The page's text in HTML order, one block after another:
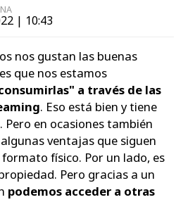
| 10:43
nos gustan las buenas
que nos estamos
a través de las
. Eso está bien y tiene
en ocasiones también
ventajas que siguen
físico. Por un lado, es
Pero gracias a un
podemos acceder a otras